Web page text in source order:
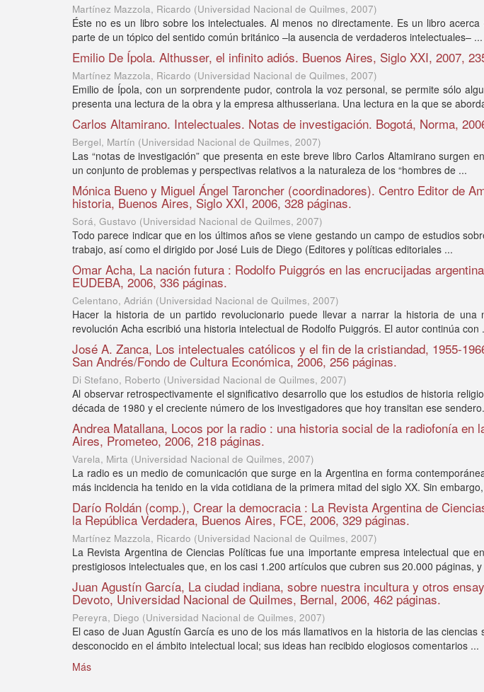
Martínez Mazzola, Ricardo (Universidad Nacional de Quilmes, 2007)
Éste no es un libro sobre los intelectuales. Al menos no directamente. Es un libro
parte de un tópico del sentido común británico –la ausencia de verdaderos intelectuales– ...
Emilio De Ípola. Althusser, el infinito adiós. Buenos Aires, Siglo XXI, 2007,
Martínez Mazzola, Ricardo (Universidad Nacional de Quilmes, 2007)
Emilio de Ípola, con un sorprendente pudor, controla la voz personal, se permite sólo
presenta una lectura de la obra y la empresa althusseriana. Una lectura en la que se
Carlos Altamirano. Intelectuales. Notas de investigación. Bogotá, Norma,
Bergel, Martín (Universidad Nacional de Quilmes, 2007)
Las “notas de investigación” que presenta en este breve libro Carlos Altamirano surgen
un conjunto de problemas y perspectivas relativos a la naturaleza de los “hombres de ...
Mónica Bueno y Miguel Ángel Taroncher (coordinadores). Centro Editor de
historia, Buenos Aires, Siglo XXI, 2006, 328 páginas.
Sorá, Gustavo (Universidad Nacional de Quilmes, 2007)
Todo parece indicar que en los últimos años se viene gestando un campo de estudios
trabajo, así como el dirigido por José Luis de Diego (Editores y políticas editoriales ...
Omar Acha, La nación futura : Rodolfo Puiggrós en las encrucijadas
EUDEBA, 2006, 336 páginas.
Celentano, Adrián (Universidad Nacional de Quilmes, 2007)
Hacer la historia de un partido revolucionario puede llevar a narrar la historia de una
revolución Acha escribió una historia intelectual de Rodolfo Puiggrós. El autor continúa con
José A. Zanca, Los intelectuales católicos y el fin de la cristiandad, 1955-
San Andrés/Fondo de Cultura Económica, 2006, 256 páginas.
Di Stefano, Roberto (Universidad Nacional de Quilmes, 2007)
Al observar retrospectivamente el significativo desarrollo que los estudios de historia
década de 1980 y el creciente número de los investigadores que hoy transitan ese
Andrea Matallana, Locos por la radio : una historia social de la radiofonía en
Aires, Prometeo, 2006, 218 páginas.
Varela, Mirta (Universidad Nacional de Quilmes, 2007)
La radio es un medio de comunicación que surge en la Argentina en forma
más incidencia ha tenido en la vida cotidiana de la primera mitad del siglo XX. Sin
Darío Roldán (comp.), Crear la democracia : La Revista Argentina de
la República Verdadera, Buenos Aires, FCE, 2006, 329 páginas.
Martínez Mazzola, Ricardo (Universidad Nacional de Quilmes, 2007)
La Revista Argentina de Ciencias Políticas fue una importante empresa intelectual que
prestigiosos intelectuales que, en los casi 1.200 artículos que cubren sus 20.000 páginas, y
Juan Agustín García, La ciudad indiana, sobre nuestra incultura y otros
Devoto, Universidad Nacional de Quilmes, Bernal, 2006, 462 páginas.
Pereyra, Diego (Universidad Nacional de Quilmes, 2007)
El caso de Juan Agustín García es uno de los más llamativos en la historia de las
desconocido en el ámbito intelectual local; sus ideas han recibido elogiosos comentarios ...
Más